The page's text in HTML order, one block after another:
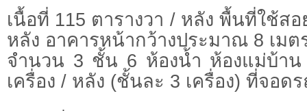
เนื้อที่ 115 ตารางวา / หลัง พื้นที่ใช้สอ
หลัง อาคารหน้ากว้างประมาณ 8 เมต
จำนวน 3 ชั้น 6 ห้องน้ำ ห้องแม่บ้า
เครื่อง / หลัง (ชั้นละ 3 เครื่อง) ที่จอด